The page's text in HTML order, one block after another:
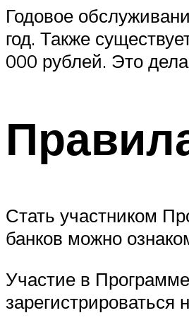
Годовое
год. Также
000 рублей. Это
Стать участником
банков можно
Участие в